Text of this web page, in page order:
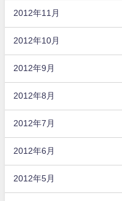
2012年11月
2012年10月
2012年9月
2012年8月
2012年7月
2012年6月
2012年5月